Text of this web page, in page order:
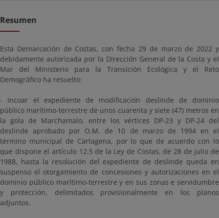
Resumen
Esta Demarcación de Costas, con fecha 29 de marzo de 2022 y
debidamente autorizada por la Dirección General de la Costa y el
Mar del Ministerio para la Transición Ecológica y el Reto
Demográfico ha resuelto:
- Incoar el expediente de modificación deslinde de dominio
público marítimo-terrestre de unos cuarenta y siete (47) metros en
la gola de Marchamalo, entre los vértices DP-23 y DP-24 del
deslinde aprobado por O.M. de 10 de marzo de 1994 en el
término municipal de Cartagena, por lo que de acuerdo con lo
que dispone el artículo 12.5 de la Ley de Costas, de 28 de julio de
1988, hasta la resolución del expediente de deslinde queda en
suspenso el otorgamiento de concesiones y autorizaciones en el
dominio público marítimo-terrestre y en sus zonas e servidumbre
y protección, delimitados provisionalmente en los planos
adjuntos.